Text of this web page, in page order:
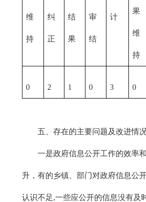
维
持
纠
正
结
果
审
结
计
果
维
持
0 2 1 0 3 0
五、存在的主要问题及改进情
一是政府信息公开工作的效率
升，有的乡镇、部门对政府信息公
认识不足,一些应公开的信息没有及